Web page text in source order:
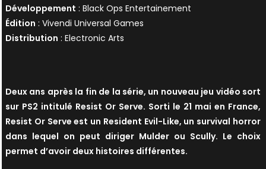
Développement : Black Ops Entertainement
Édition : Vivendi Universal Games
Distribution : Electronic Arts
Deux ans après la fin de la série, un nouveau jeu vidéo sort
sur PS2 intitulé Resist Or Serve. Sorti le 21 mai en France,
Resist Or Serve est un Resident Evil-Like, un survival horror
dans lequel on peut diriger Mulder ou Scully. Le choix
permet d’avoir deux histoires différentes.